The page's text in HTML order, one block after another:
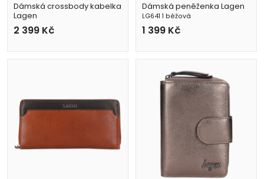
Dámská crossbody kabelka
Lagen
LG-775 12 růžová
2 399 Kč
Dámská peněženka Lagen
LG641 1 béžová
1 399 Kč